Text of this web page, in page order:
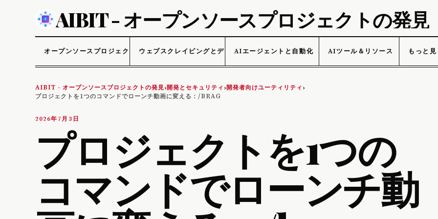
AIBIT - オープンソースプロジェクトの発見
オープンソースプロジェクト ウェブスクレイピングとデータAIエージェントと自動化 AIツール＆リソース もっと見
AIBIT - オープンソースプロジェクトの発見›開発とセキュリティ ›開発者向けユーティリティ ›
プロジェクトを1つのコマンドでローンチ動画に変える：/BRAG
2026年7月3日
プロジェクトを1つの
コマンドでローンチ動